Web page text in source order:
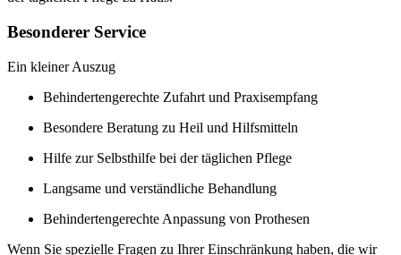
Besonderer Service
Ein kleiner Auszug
Behindertengerechte Zufahrt und Praxisempfang
Besondere Beratung zu Heil und Hilfsmitteln
Hilfe zur Selbsthilfe bei der täglichen Pflege
Langsame und verständliche Behandlung
Behindertengerechte Anpassung von Prothesen
Wenn Sie spezielle Fragen zu Ihrer Einschränkung haben, die wir